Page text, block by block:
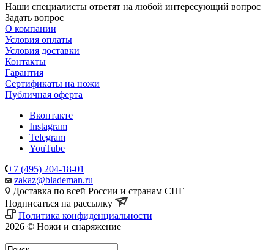
Наши специалисты ответят на любой интересующий вопрос
Задать вопрос
О компании
Условия оплаты
Условия доставки
Контакты
Гарантия
Сертификаты на ножи
Публичная оферта
Вконтакте
Instagram
Telegram
YouTube
+7 (495) 204-18-01
zakaz@blademan.ru
Доставка по всей России и странам СНГ
Подписаться на рассылку
Политика конфиденциальности
2026 © Ножи и снаряжение